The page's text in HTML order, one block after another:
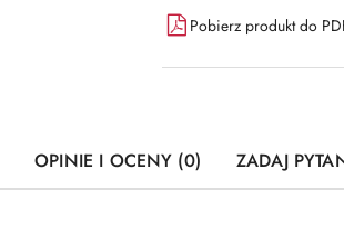
Pobierz produkt do
OPINIE I OCENY (0) ZADAJ